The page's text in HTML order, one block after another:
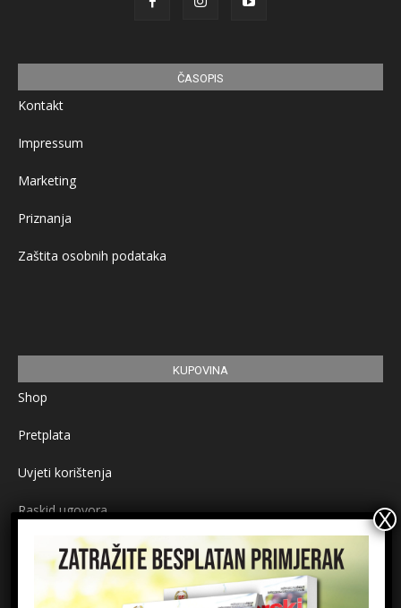
ČASOPIS
Kontakt
Impressum
Marketing
Priznanja
Zaštita osobnih podataka
KUPOVINA
Shop
Pretplata
Uvjeti korištenja
Raskid ugovora
Načini plaćanja
Sigurnost plaćanja